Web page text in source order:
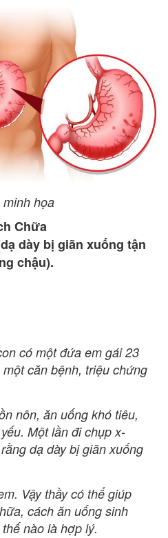
họa
Chữa
dày bị giãn xuống tận
chậu).
có một đứa em gái 23
căn bệnh, triệu chứng
nôn, ăn uống khó tiêu,
Một lần đi chụp x-
dạ dày bị giãn xuống
Vậy thầy có thể giúp
cách ăn uống sinh
nào là hợp lý.